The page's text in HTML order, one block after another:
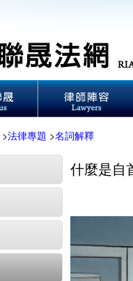
>法律專題 >名詞解釋
什麼是自